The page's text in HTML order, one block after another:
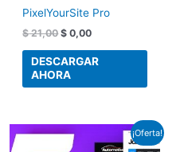
PixelYourSite Pro
$21,00 $ 0,00
DESCARGAR
AHORA
¡Oferta!
El
precio
precio